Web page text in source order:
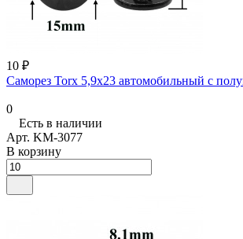
10 ₽
Саморез Torx 5,9x23 автомобильный с
0
Есть в наличии
Арт. KM-3077
В корзину